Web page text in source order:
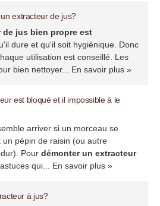
extracteur de jus?
de jus bien propre est
dure et qu'il soit hygiénique. Donc
utilisation est conseillé. Les
bien nettoyer... En savoir plus »
est bloqué et il impossible à le
arriver si un morceau se
pépin de raisin (ou autre
Pour démonter un extracteur
qui... En savoir plus »
à jus?